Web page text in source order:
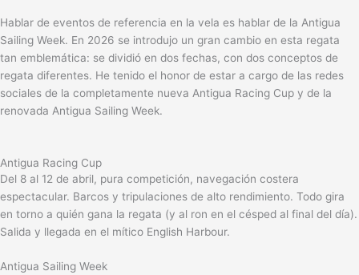
Hablar de eventos de referencia en la vela es hablar de la Antigua
Sailing Week. En 2026 se introdujo un gran cambio en esta regata
tan emblemática: se dividió en dos fechas, con dos conceptos de
regata diferentes. He tenido el honor de estar a cargo de las redes
sociales de la completamente nueva Antigua Racing Cup y de la
renovada Antigua Sailing Week.
Antigua Racing Cup
Del 8 al 12 de abril, pura competición, navegación costera
espectacular. Barcos y tripulaciones de alto rendimiento. Todo gira
en torno a quién gana la regata (y al ron en el césped al final del día).
Salida y llegada en el mítico English Harbour.
Antigua Sailing Week